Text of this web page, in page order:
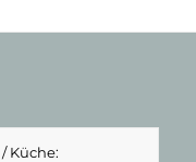
/ Küche: